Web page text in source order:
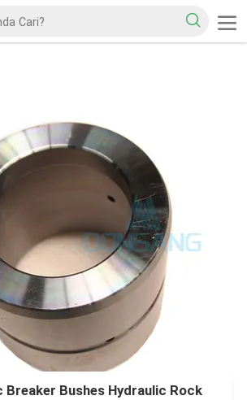
Breaker Bushes Hydraulic Rock